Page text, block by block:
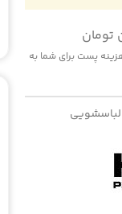
تومان شود هزینه پست برای شما به
لباسشویی